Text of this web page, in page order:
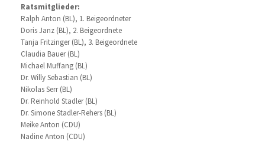
Ratsmitglieder:
Ralph Anton (BL), 1. Beigeordneter
Doris Janz (BL), 2. Beigeordnete
Tanja Fritzinger (BL), 3. Beigeordnete
Claudia Bauer (BL)
Michael Muffang (BL)
Dr. Willy Sebastian (BL)
Nikolas Serr (BL)
Dr. Reinhold Stadler (BL)
Dr. Simone Stadler-Rehers (BL)
Meike Anton (CDU)
Nadine Anton (CDU)